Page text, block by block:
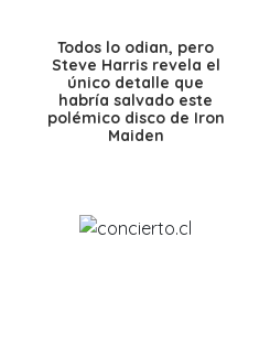
Todos lo odian, pero
Steve Harris revela el
único detalle que
habría salvado este
polémico disco de Iron
Maiden